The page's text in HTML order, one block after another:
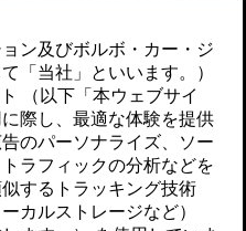
個性を際立たせるフロント
信を感じさせる佇まい。こ
ラクターがあります。